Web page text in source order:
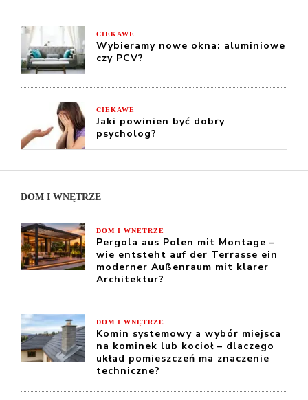
CIEKAWE
Wybieramy nowe okna: aluminiowe
czy PCV?
CIEKAWE
Jaki powinien być dobry
psycholog?
DOM I WNĘTRZE
DOM I WNĘTRZE
Pergola aus Polen mit Montage –
wie entsteht auf der Terrasse ein
moderner Außenraum mit klarer
Architektur?
DOM I WNĘTRZE
Komin systemowy a wybór miejsca
na kominek lub kocioł – dlaczego
układ pomieszczeń ma znaczenie
techniczne?